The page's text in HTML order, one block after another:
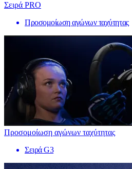
Σειρά PRO
Προσομοίωση αγώνων ταχύτητας
Προσομοίωση αγώνων ταχύτητας
Σειρά G3